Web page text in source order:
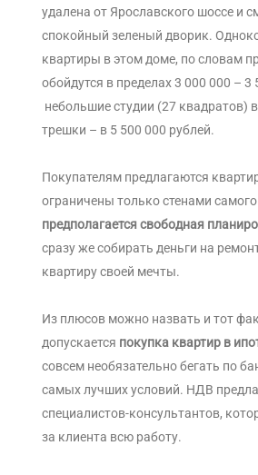
удалена от Ярославского шоссе и
спокойный зеленый дворик.
квартиры в этом доме, по словам
обойдутся в пределах 3 000 000 – 3
небольшие студии (27 квадратов)
трешки – в 5 500 000 рублей.
Покупателям предлагаются
ограничены только стенами
предполагается свободная
сразу же собирать деньги на
квартиру своей мечты.
Из плюсов можно назвать и тот
допускается покупка квартир в
совсем необязательно бегать по
самых лучших условий. НДВ
специалистов-консультантов,
за клиента всю работу.